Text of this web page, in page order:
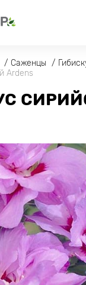
Саженцы
Ardens